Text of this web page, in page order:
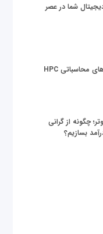
شما در عصر
چگونه از گرانی
بسازیم؟